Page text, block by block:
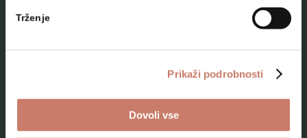
Trženje
Prikaži podrobnosti
Dovoli vse
Kam na izlet
Programi za skupine odraslih